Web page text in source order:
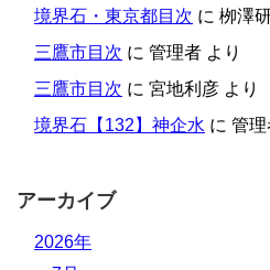
境界石・東京都目次 に 栁澤
三鷹市目次 に 管理者 より
三鷹市目次 に 宮地利彦 より
境界石【132】神企水 に 管理
アーカイブ
2026年